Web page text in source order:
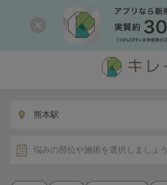
熊本駅
悩みの部位や施術を選択しましょう